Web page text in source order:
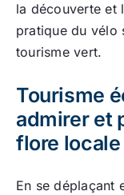
la découverte et
pratique du vélo
tourisme vert.
Tourisme
admirer et
flore locale
En se déplaçant